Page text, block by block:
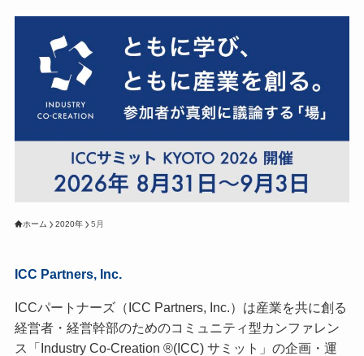
ホーム 2020年 5月
ICC Partners, Inc.
ICCパートナーズ（ICC Partners, Inc.）は産業を共に創る
経営者・経営幹部のためのコミュニティ型カンファレン
ス「Industry Co-Creation ®(ICC) サミット」の企画・運